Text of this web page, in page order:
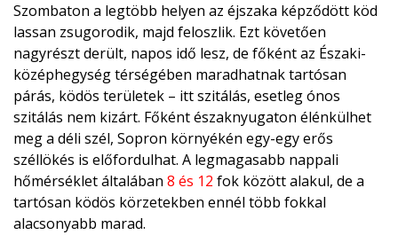
Szombaton a legtöbb helyen az éjszaka képződött köd
lassan zsugorodik, majd feloszlik. Ezt követően
nagyrészt derült, napos idő lesz, de főként az Északi-
középhegység térségében maradhatnak tartósan
párás, ködös területek – itt szitálás, esetleg ónos
szitálás nem kizárt. Főként északnyugaton élénkülhet
meg a déli szél, Sopron környékén egy-egy erős
széllökés is előfordulhat. A legmagasabb nappali
hőmérséklet általában 8 és 12 fok között alakul, de a
tartósan ködös körzetekben ennél több fokkal
alacsonyabb marad.